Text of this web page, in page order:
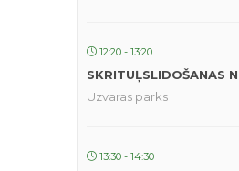
12:20 - 13:20
SKRITUĻSLIDOŠANAS
Uzvaras parks
13:30 - 14:30